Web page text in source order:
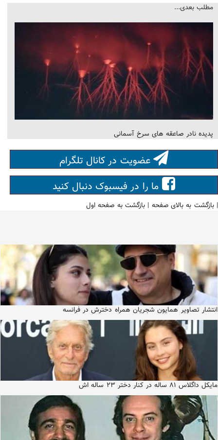
مطلب بعدی...
پدیده نادر صاعقه های سرخ آسمانی
عضویت در کانال تلگرام
ما را در فیسبوک دنبال کنید
|بازگشت به بالای صفحه |بازگشت به صفحه اول
انتشار تصاویر همایون شجریان همراه دخترش در فرانسه
مایکل داگلاس ۸۱ ساله در کنار دختر ۲۳ ساله اش